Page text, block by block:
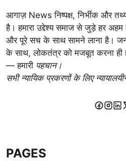
आगाज़ News निष्पक्ष, निर्भीक और
है। हमारा उद्देश्य समाज से जुड़े हर अहम
और पूरे सच के साथ सामने लाना है।
के साथ, लोकतंत्र को मजबूत करना ही
— हमारी पहचान।
सभी न्यायिक प्रकरणों के लिए
PAGES